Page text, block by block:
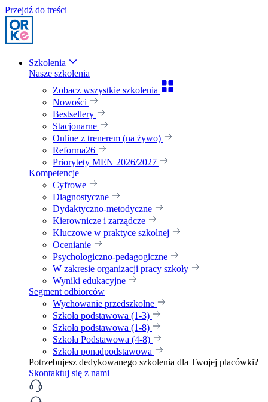
Przejdź do treści
Szkolenia
Nasze szkolenia
Zobacz wszystkie szkolenia
Nowości
Bestsellery
Stacjonarne
Online z trenerem (na żywo)
Reforma26
Priorytety MEN 2026/2027
Kompetencje
Cyfrowe
Diagnostyczne
Dydaktyczno-metodyczne
Kierownicze i zarządcze
Kluczowe w praktyce szkolnej
Ocenianie
Psychologiczno-pedagogiczne
W zakresie organizacji pracy szkoły
Wyniki edukacyjne
Segment odbiorców
Wychowanie przedszkolne
Szkoła podstawowa (1-3)
Szkoła podstawowa (1-8)
Szkoła Podstawowa (4-8)
Szkoła ponadpodstawowa
Potrzebujesz dedykowanego szkolenia dla Twojej placówki?
Skontaktuj się z nami